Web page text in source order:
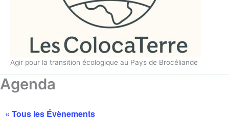
Agir pour la transition écologique au Pays de Brocéliande
Agenda
« Tous les Évènements